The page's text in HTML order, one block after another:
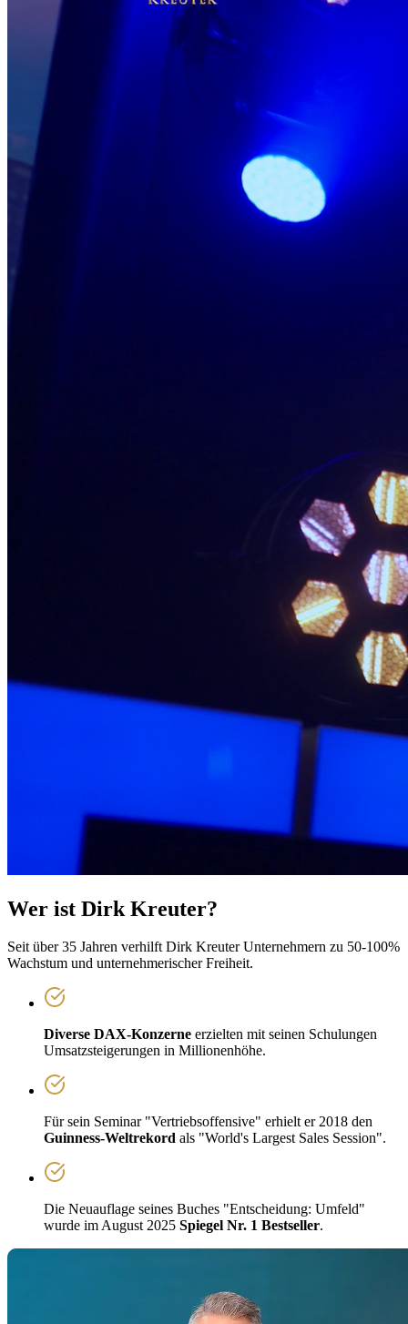
Wer ist Dirk Kreuter?
Seit über 35 Jahren verhilft Dirk Kreuter Unternehmern zu 50-100%
Wachstum und unternehmerischer Freiheit.
Diverse DAX-Konzerne erzielten mit seinen Schulungen
Umsatzsteigerungen in Millionenhöhe.
Für sein Seminar "Vertriebsoffensive" erhielt er 2018 den
Guinness-Weltrekord als "World's Largest Sales Session".
Die Neuauflage seines Buches "Entscheidung: Umfeld"
wurde im August 2025 Spiegel Nr. 1 Bestseller.